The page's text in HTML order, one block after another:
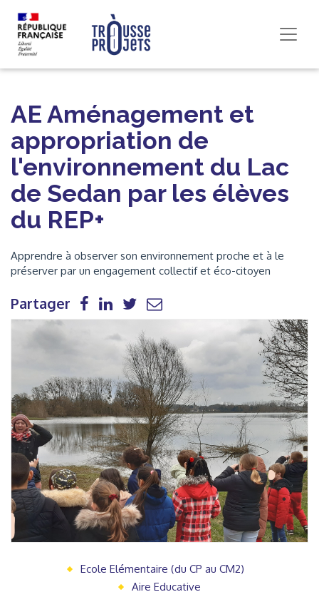
AE Aménagement et
appropriation de
l'environnement du Lac
de Sedan par les élèves
du REP+
Apprendre à observer son environnement proche et à le
préserver par un engagement collectif et éco-citoyen
Partager
Ecole Elémentaire (du CP au CM2)
Aire Educative